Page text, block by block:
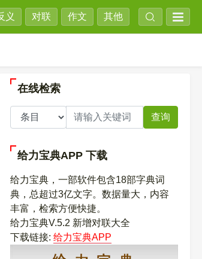
义 对联 作文 其他
在线检索
查询
给力宝典APP 下载
给力宝典，一部软件包含18部字典词
典，总超过3亿文字。数据量大，内容
丰富，检索方便快捷。
给力宝典V.5.2 新增对联大全
下载链接: 给力宝典APP